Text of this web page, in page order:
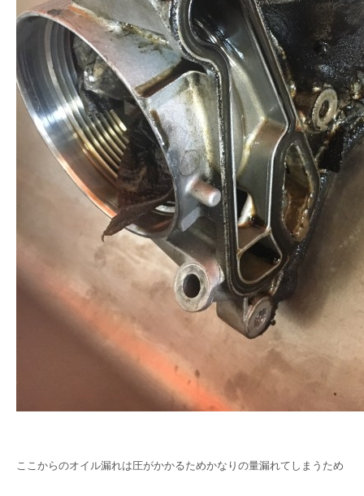
ここからのオイル漏れは圧がかかるためかなりの量漏れてしまうため